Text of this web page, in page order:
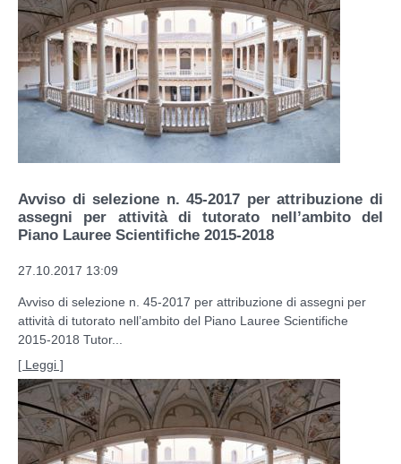
Avviso di selezione n. 45-2017 per attribuzione di
assegni per attività di tutorato nell’ambito del
Piano Lauree Scientifiche 2015-2018
27.10.2017 13:09
Avviso di selezione n. 45-2017 per attribuzione di assegni per
attività di tutorato nell’ambito del Piano Lauree Scientifiche
2015-2018 Tutor...
[ Leggi ]